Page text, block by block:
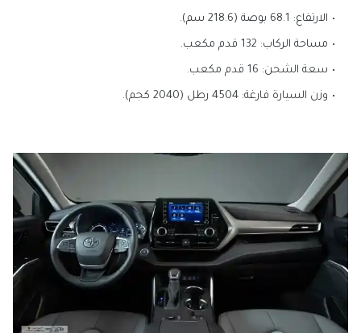
الارتفاع: 68.1 بوصة (218.6 سم).
مساحة الركاب: 132 قدم مكعب.
سعة الشحن: 16 قدم مكعب.
وزن السيارة فارغة: 4504 رطل (2040 كجم).